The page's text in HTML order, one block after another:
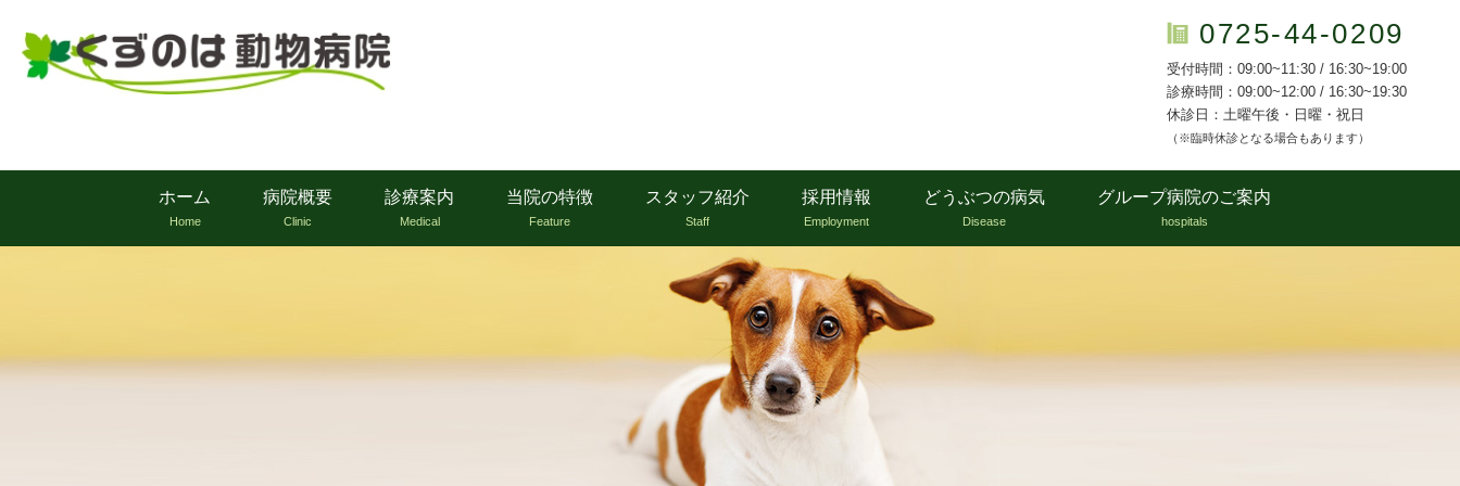
0725-44-0209
受付時間：09:00~11:30 / 16:30~19:00
診療時間：09:00~12:00 / 16:30~19:30
休診日：土曜午後・日曜・祝日
（※臨時休診となる場合もあります）
ホーム
Home
病院概要
Clinic
診療案内
Medical
当院の特徴
Feature
スタッフ紹介
Staff
採用情報
Employment
どうぶつの病気
Disease
グループ病院のご案内
hospitals